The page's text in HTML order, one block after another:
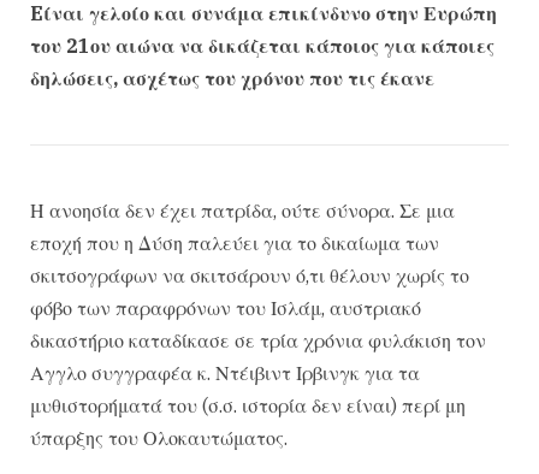
Eίναι γελοίο και συνάμα επικίνδυνο στην Ευρώπη
του 21ου αιώνα να δικάζεται κάποιος για κάποιες
δηλώσεις, ασχέτως του χρόνου που τις έκανε
Η ανοησία δεν έχει πατρίδα, ούτε σύνορα. Σε μια
εποχή που η Δύση παλεύει για το δικαίωμα των
σκιτσογράφων να σκιτσάρουν ό,τι θέλουν χωρίς το
φόβο των παραφρόνων του Ισλάμ, αυστριακό
δικαστήριο καταδίκασε σε τρία χρόνια φυλάκιση τον
Αγγλο συγγραφέα κ. Ντέιβιντ Ιρβινγκ για τα
μυθιστορήματά του (σ.σ. ιστορία δεν είναι) περί μη
ύπαρξης του Ολοκαυτώματος.